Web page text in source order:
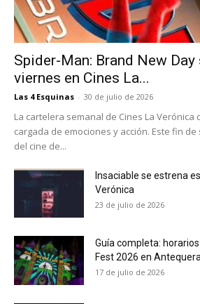
Spider-Man: Brand New
viernes en Cines La...
Las 4 Esquinas - 30 de julio de 2026
La cartelera semanal de Cines La Verónica
cargada de emociones y acción. Este fin
del cine de...
Insaciable se estrena
Verónica
23 de julio de 2026
Guía completa:
Fest 2026 en Antequera
17 de julio de 2026